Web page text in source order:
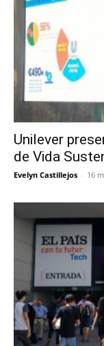
Unilever
de Vida
Evelyn Castillejos - 16